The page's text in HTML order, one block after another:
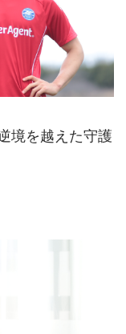
境を越えた守護